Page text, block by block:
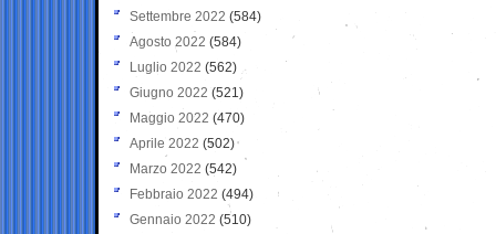
Settembre 2022 (584)
Agosto 2022 (584)
Luglio 2022 (562)
Giugno 2022 (521)
Maggio 2022 (470)
Aprile 2022 (502)
Marzo 2022 (542)
Febbraio 2022 (494)
Gennaio 2022 (510)